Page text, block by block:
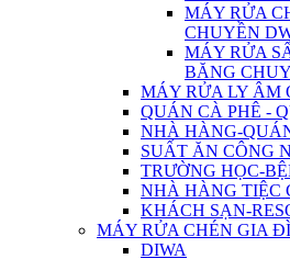
MÁY RỬA
CHUYỀN
MÁY RỬA
BĂNG
MÁY RỬA LY ÂM
QUÁN CÀ PHÊ -
NHÀ HÀNG-
SUẤT ĂN CÔNG
TRƯỜNG HỌC-
NHÀ HÀNG TIỆC
KHÁCH SẠN-
MÁY RỬA CHÉN GIA
DIWA